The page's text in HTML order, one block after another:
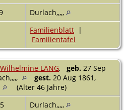
Durlach,,,,,
Familienblatt |
Familientafel
LANG, geb. 27 Sep
gest. 20 Aug 1861,
(Alter 46 Jahre)
Durlach,,,,,